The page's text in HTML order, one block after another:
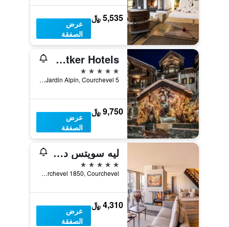
5,535 ﷼
عرض
الصفقة
Apogee Courchevel, Oetker Hotels
5 نجوم
5 Rue Emile Allais, Jardin Alpin, Courchevel, إقايم سافوا, فرنسا
9,750 ﷼
عرض
الصفقة
ليه سويتس دي لا بوتينير
5 نجوم
Rue de Plantret, Courchevel 1850, Courchevel, إقايم سافوا, فرنسا
4,310 ﷼
عرض
الصفقة